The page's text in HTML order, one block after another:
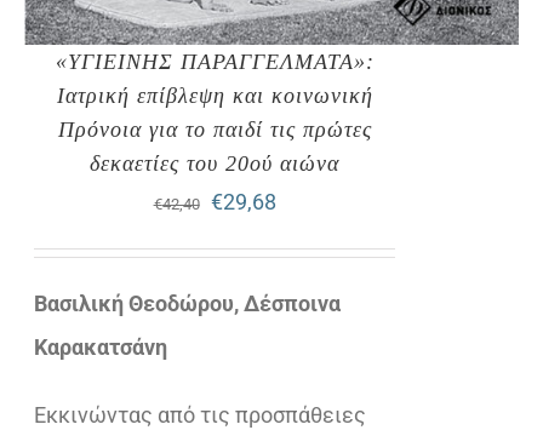
«ΥΓΙΕΙΝΗΣ ΠΑΡΑΓΓΕΛΜΑΤΑ»:
Ιατρική επίβλεψη και κοινωνική
Πρόνοια για το παιδί τις πρώτες
δεκαετίες του 20ού αιώνα
€42,40
Original
price
€29,68Η
τρέχουσα
Βασιλική Θεοδώρου, Δέσποινα
Καρακατσάνη
Eκκινώντας από τις προσπάθειες